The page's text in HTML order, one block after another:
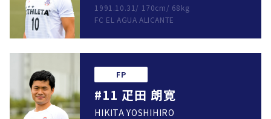
1991.10.31 / 170cm/ 68kg
FC EL AGUA ALICANTE
FP
#11 疋田 朗寛
HIKITA YOSHIHIRO